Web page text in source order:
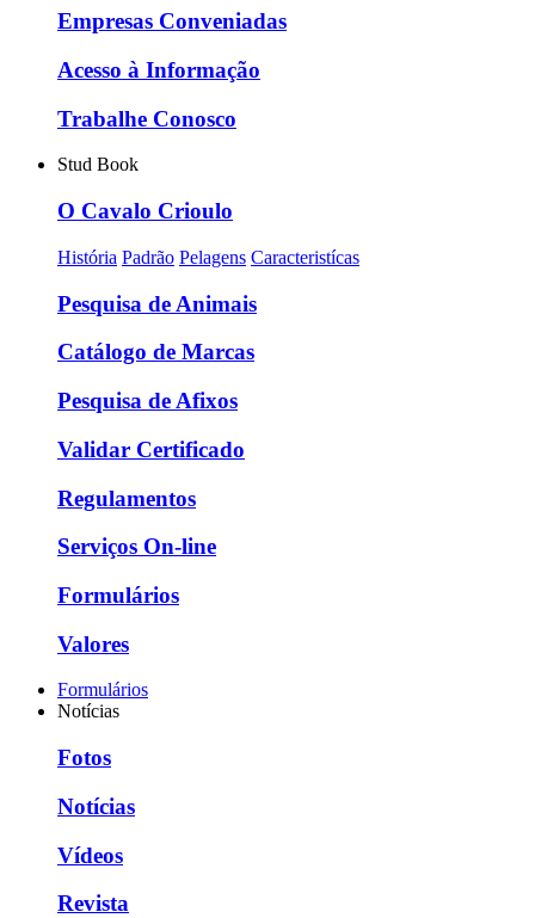
Empresas Conveniadas
Acesso à Informação
Trabalhe Conosco
Stud Book
O Cavalo Crioulo
História Padrão Pelagens Caracteristícas
Pesquisa de Animais
Catálogo de Marcas
Pesquisa de Afixos
Validar Certificado
Regulamentos
Serviços On-line
Formulários
Valores
Formulários
Notícias
Fotos
Notícias
Vídeos
Revista